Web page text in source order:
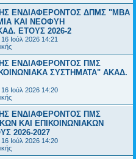
ΕΝΔΙΑΦΕΡΟΝΤΟΣ ΔΠΜΣ "ΜΒΑ
ΚΑΙ ΝΕΟΦΥΗ
ΕΤΟΥΣ 2026-2
16 Ιούλ 2026 14:21
ΕΝΔΙΑΦΕΡΟΝΤΟΣ ΠΜΣ
ΣΥΣΤΗΜΑΤΑ" ΑΚΑΔ.
16 Ιούλ 2026 14:20
ΕΝΔΙΑΦΕΡΟΝΤΟΣ ΠΜΣ
ΚΑΙ ΕΠΙΚΟΙΝΩΝΙΑΚΩΝ
2026-2027
16 Ιούλ 2026 14:20